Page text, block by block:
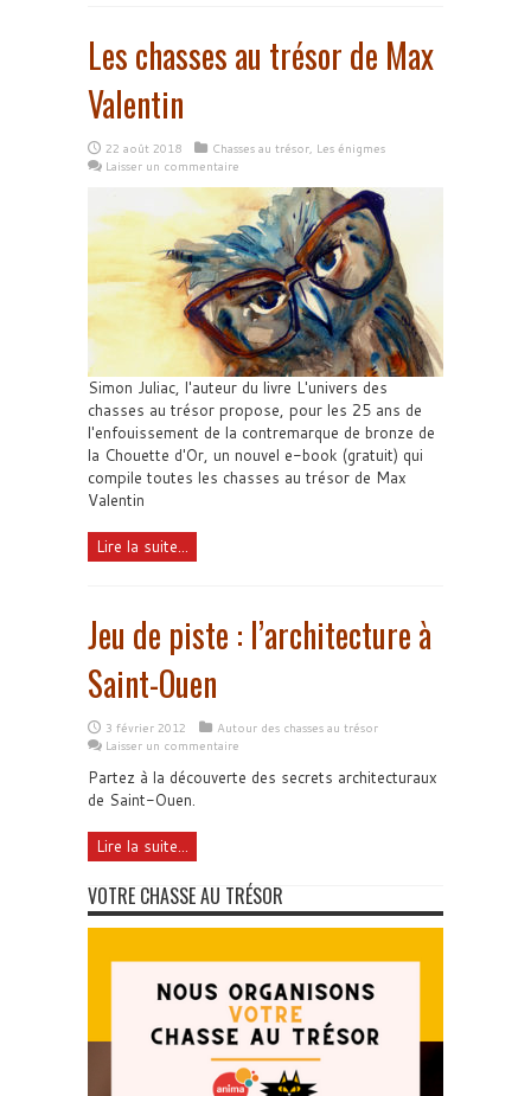
Les chasses au trésor de Max
Valentin
22 août 2018 Chasses au trésor, Les énigmes
Laisser un commentaire
Simon Juliac, l'auteur du livre L'univers des
chasses au trésor propose, pour les 25 ans de
l'enfouissement de la contremarque de bronze de
la Chouette d'Or, un nouvel e-book (gratuit) qui
compile toutes les chasses au trésor de Max
Valentin
Lire la suite...
Jeu de piste : l’architecture à
Saint-Ouen
3 février 2012
Autour des chasses au trésor
Laisser un commentaire
Partez à la découverte des secrets architecturaux
de Saint-Ouen.
Lire la suite...
VOTRE CHASSE AU TRÉSOR